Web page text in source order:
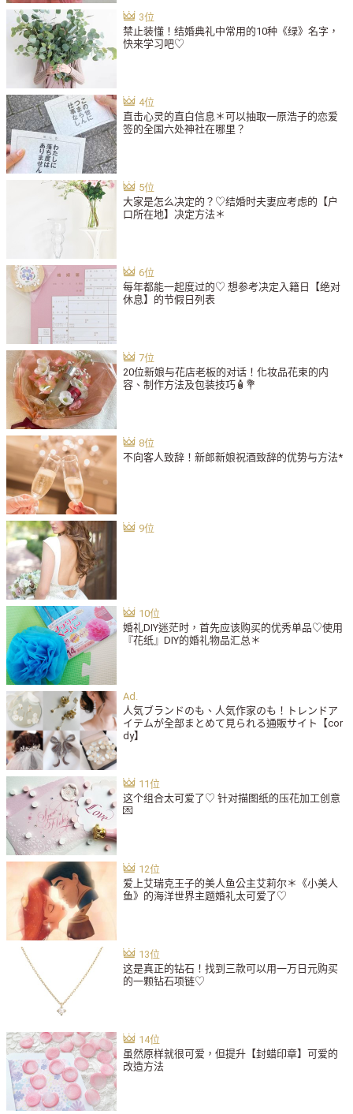
禁止装懂！结婚典礼中常用的10种《绿》名字，
快来学习吧♡
直击心灵的直白信息＊可以抽取一原浩子的恋爱
签的全国六处神社在哪里？
大家是怎么决定的？♡结婚时夫妻应考虑的【户
口所在地】决定方法＊
每年都能一起度过的♡ 想参考决定入籍日【绝对
休息】的节假日列表
20位新娘与花店老板的对话！化妆品花束的内
容、制作方法及包装技巧🧴💐
不向客人致辞！新郎新娘祝酒致辞的优势与方法*
婚礼DIY迷茫时，首先应该购买的优秀单品♡使用
『花纸』DIY的婚礼物品汇总＊
人気ブランドのも、人気作家のも！トレンドア
イテムが全部まとめて見られる通販サイト【cor
dy】
这个组合太可爱了♡ 针对描图纸的压花加工创意
💌
爱上艾瑞克王子的美人鱼公主艾莉尔＊《小美人
鱼》的海洋世界主题婚礼太可爱了♡
这是真正的钻石！找到三款可以用一万日元购买
的一颗钻石项链♡
虽然原样就很可爱，但提升【封蜡印章】可爱的
改造方法